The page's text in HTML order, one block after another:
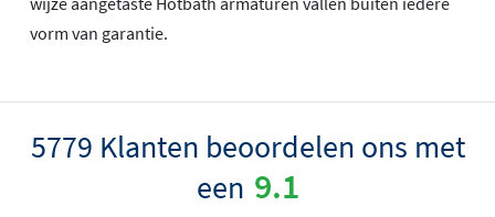
vorm van garantie.
5779 Klanten beoordelen ons met
een 9.1